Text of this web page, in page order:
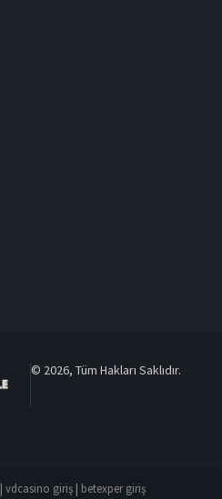
© 2026, Tüm Hakları Saklıdır.
| vdcasino giriş | betexper giriş